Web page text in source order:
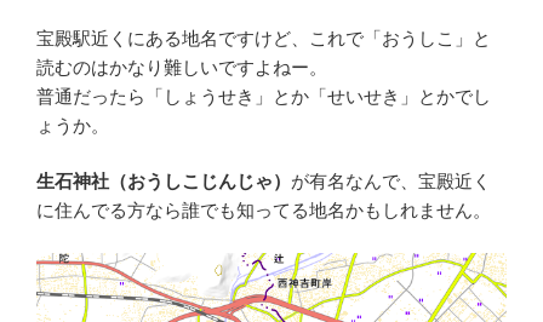
宝殿駅近くにある地名ですけど、これで「おうしこ」と
読むのはかなり難しいですよねー。
普通だったら「しょうせき」とか「せいせき」とかでし
ょうか。
生石神社（おうしこじんじゃ） が有名なんで、宝殿近く
に住んでる方なら誰でも知ってる地名かもしれません。